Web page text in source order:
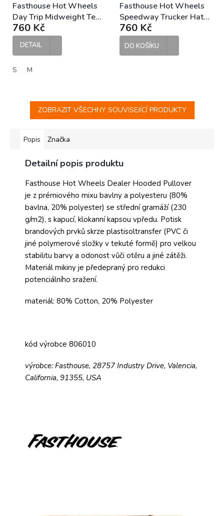
Fasthouse Hot Wheels
Day Trip Midweight Tee
pánské tričko
760 Kč
DETAIL
S M
Fasthouse Hot Wheels
Speedway Trucker Hat
kšiltovka
760 Kč
DO KOŠÍKU
ZOBRAZIT VŠECHNY SOUVISEJÍCÍ PRODUKTY
Popis Značka
Detailní popis produktu
Fasthouse Hot Wheels Dealer Hooded Pullover
je z prémiového mixu bavlny a polyesteru (80%
bavlna, 20% polyester) se střední gramáží (230
g/m2), s kapucí, klokanní kapsou vpředu. Potisk
brandových prvků skrze plastisoltransfer (PVC či
jiné polymerové složky v tekuté formě) pro velkou
stabilitu barvy a odonost vůči otěru a jiné zátěži.
Materiál mikiny je předepraný pro redukci
potenciálního sražení.
materiál: 80% Cotton, 20% Polyester
kód výrobce 806010
výrobce: Fasthouse, 28757 Industry Drive, Valencia,
California, 91355, USA